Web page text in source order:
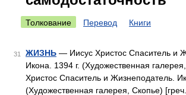
Толкование Перевод Книги
31 ЖИЗНЬ — Иисус Христос Спаситель и
Икона. 1394 г. (Художественная
Христос Спаситель и Жизнеподатель.
(Художественная галерея, Скопье) [греч.